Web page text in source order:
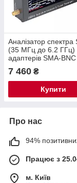
Аналізатор спектра
(35 МГц до 6.2 ГГц)
адаптерів SMA-
7 460 ₴
Купити
Про нас
94%
Працює з
м. Київ